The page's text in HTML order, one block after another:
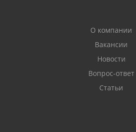
О компании
Вакансии
Новости
Вопрос-ответ
Статьи